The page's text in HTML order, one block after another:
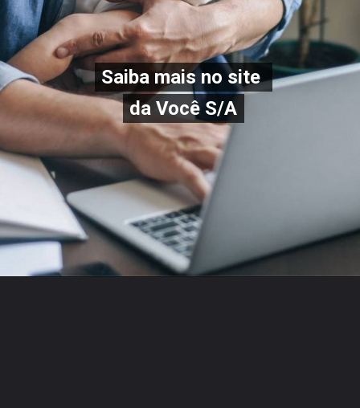
Saiba mais no site
da Você S/A
Saiba mais no site
da Você S/A